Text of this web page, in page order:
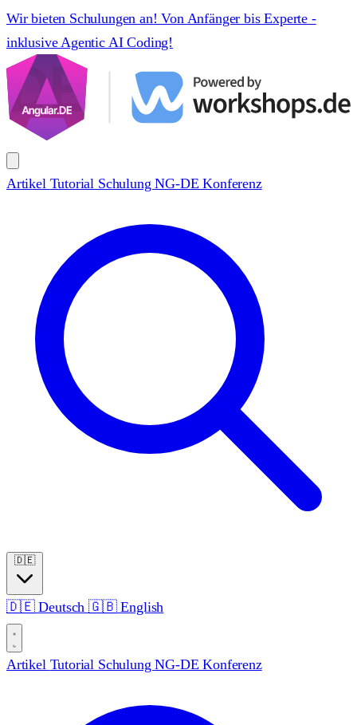
Wir bieten Schulungen an! Von Anfänger bis Experte -
inklusive Agentic AI Coding!
Artikel Tutorial SchulungNG-DE Konferenz
🇩🇪
🇩🇪Deutsch🇬🇧English
Artikel Tutorial SchulungNG-DE Konferenz